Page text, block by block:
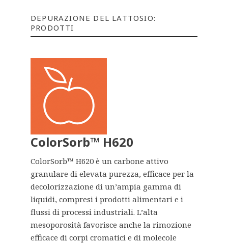
DEPURAZIONE DEL LATTOSIO:
PRODOTTI
ColorSorb™ H620
ColorSorb™ H620 è un carbone attivo
granulare di elevata purezza, efficace per la
decolorizzazione di un’ampia gamma di
liquidi, compresi i prodotti alimentari e i
flussi di processi industriali. L’alta
mesoporosità favorisce anche la rimozione
efficace di corpi cromatici e di molecole